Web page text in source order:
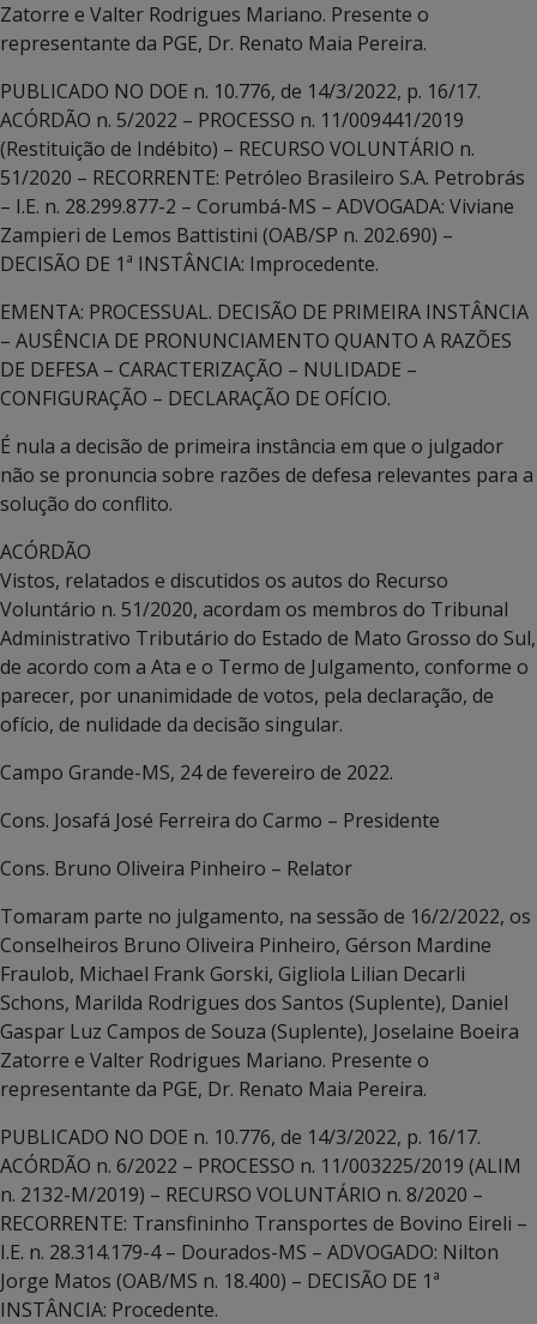
Zatorre e Valter Rodrigues Mariano. Presente o
representante da PGE, Dr. Renato Maia Pereira.
PUBLICADO NO DOE n. 10.776, de 14/3/2022, p. 16/17.
ACÓRDÃO n. 5/2022 – PROCESSO n. 11/009441/2019
(Restituição de Indébito) – RECURSO VOLUNTÁRIO n.
51/2020 – RECORRENTE: Petróleo Brasileiro S.A. Petrobrás
– I.E. n. 28.299.877-2 – Corumbá-MS – ADVOGADA: Viviane
Zampieri de Lemos Battistini (OAB/SP n. 202.690) –
DECISÃO DE 1ª INSTÂNCIA: Improcedente.
EMENTA: PROCESSUAL. DECISÃO DE PRIMEIRA INSTÂNCIA
– AUSÊNCIA DE PRONUNCIAMENTO QUANTO A RAZÕES
DE DEFESA – CARACTERIZAÇÃO – NULIDADE –
CONFIGURAÇÃO – DECLARAÇÃO DE OFÍCIO.
É nula a decisão de primeira instância em que o julgador
não se pronuncia sobre razões de defesa relevantes para a
solução do conflito.
ACÓRDÃO
Vistos, relatados e discutidos os autos do Recurso
Voluntário n. 51/2020, acordam os membros do Tribunal
Administrativo Tributário do Estado de Mato Grosso do Sul,
de acordo com a Ata e o Termo de Julgamento, conforme o
parecer, por unanimidade de votos, pela declaração, de
ofício, de nulidade da decisão singular.
Campo Grande-MS, 24 de fevereiro de 2022.
Cons. Josafá José Ferreira do Carmo – Presidente
Cons. Bruno Oliveira Pinheiro – Relator
Tomaram parte no julgamento, na sessão de 16/2/2022, os
Conselheiros Bruno Oliveira Pinheiro, Gérson Mardine
Fraulob, Michael Frank Gorski, Gigliola Lilian Decarli
Schons, Marilda Rodrigues dos Santos (Suplente), Daniel
Gaspar Luz Campos de Souza (Suplente), Joselaine Boeira
Zatorre e Valter Rodrigues Mariano. Presente o
representante da PGE, Dr. Renato Maia Pereira.
PUBLICADO NO DOE n. 10.776, de 14/3/2022, p. 16/17.
ACÓRDÃO n. 6/2022 – PROCESSO n. 11/003225/2019 (ALIM
n. 2132-M/2019) – RECURSO VOLUNTÁRIO n. 8/2020 –
RECORRENTE: Transfininho Transportes de Bovino Eireli –
I.E. n. 28.314.179-4 – Dourados-MS – ADVOGADO: Nilton
Jorge Matos (OAB/MS n. 18.400) – DECISÃO DE 1ª
INSTÂNCIA: Procedente.